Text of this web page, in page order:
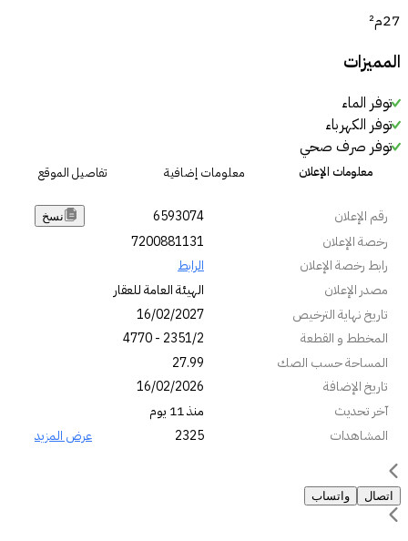
27م²
المميزات
توفر الماء
توفر الكهرباء
توفر صرف صحي
معلومات الإعلان معلومات إضافية تفاصيل الموقع
رقم الإعلان 6593074 نسخ
رخصة الإعلان
7200881131
رابط رخصة الإعلان
الرابط
مصدر الإعلان
الهيئة العامة للعقار
تاريخ نهاية الترخيص
16/02/2027
المخطط و القطعة
2351/2 - 4770
المساحة حسب الصك
27.99
تاريخ الإضافة
16/02/2026
آخر تحديث
منذ 11 يوم
المشاهدات
2325 عرض المزيد
اتصال واتساب